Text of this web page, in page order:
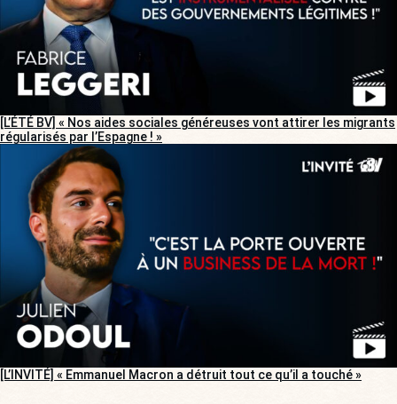
[L’ÉTÉ BV] « Nos aides sociales généreuses vont attirer les migrants
régularisés par l’Espagne ! »
[L’INVITÉ] « Emmanuel Macron a détruit tout ce qu’il a touché »